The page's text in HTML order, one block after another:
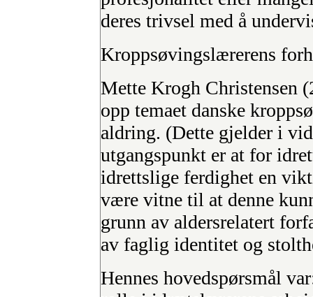
deres trivsel med å
Kroppsøvingslærerens
Mette Krogh Christensen
opp temaet danske
aldring. (Dette gjelder i
utgangspunkt er at for
idrettslige ferdighet en
være vitne til at denne
grunn av aldersrelatert
av faglig identitet og
Hennes hovedspørsmål